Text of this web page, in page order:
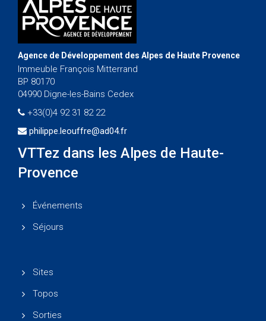
Agence de Développement des Alpes de Haute Provence
Immeuble François Mitterrand
BP 80170
04990 Digne-les-Bains Cedex
+33(0)4 92 31 82 22
philippe.leouffre@ad04.fr
VTTez dans les Alpes de Haute-
Provence
Événements
Séjours
Sites
Topos
Sorties